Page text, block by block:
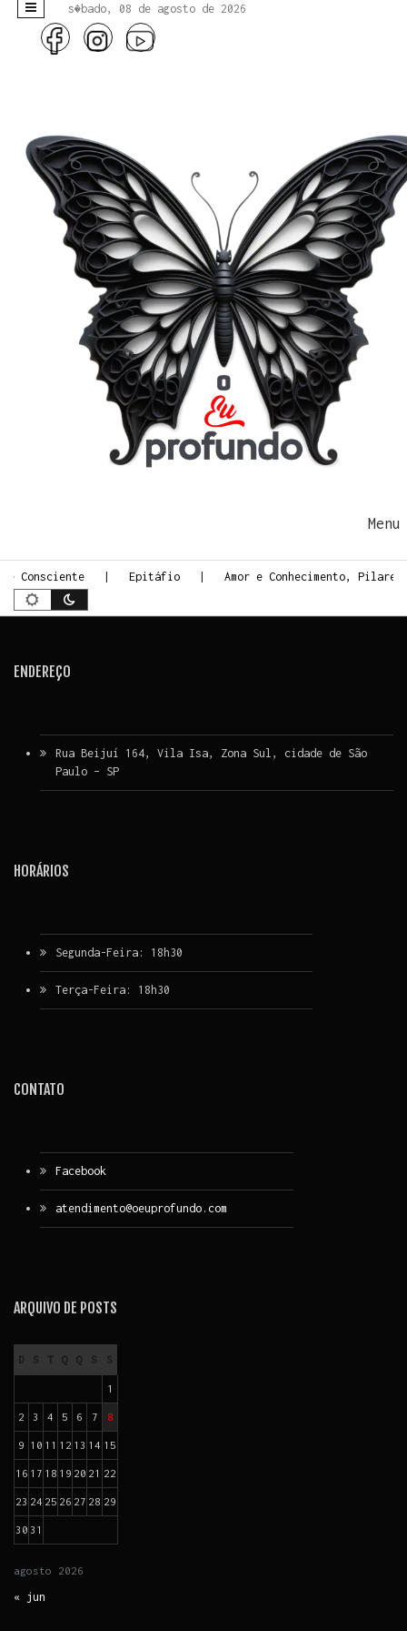
s�bado, 08 de agosto de 2026
Consciente Epitáfio Amor e Conhecimento,
ENDEREÇO
Rua Beijuí 164, Vila Isa, Zona Sul, cidade de São
Paulo – SP
HORÁRIOS
Segunda-Feira: 18h30
Terça-Feira: 18h30
CONTATO
Facebook
atendimento@oeuprofundo.com
ARQUIVO DE POSTS
agosto 2026
D S T Q Q S S
1
2 3 4 5 6 7 8
9 10 11 12 13 14 15
16 17 18 19 20 21 22
23 24 25 26 27 28 29
30 31
« jun